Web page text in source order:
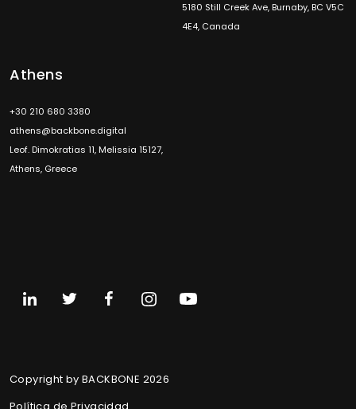
5180 Still Creek Ave, Burnaby, BC V5C
4E4, Canada
Athens
+30 210 680 3380
athens@backbone.digital
Leof. Dimokratias 11, Melissia 15127,
Athens, Greece
Copyright by BACKBONE 2026